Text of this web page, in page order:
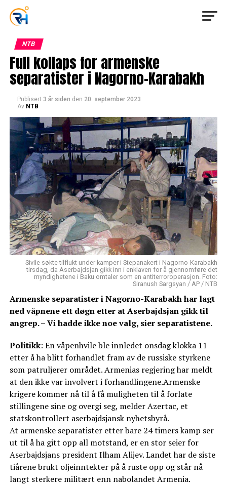
NTB
Full kollaps for armenske
separatister i Nagorno-Karabakh
Publisert 3 år siden den 20. september 2023
Av NTB
Sivile søkte tilflukt under kamper i Stepanakert i Nagorno-Karabakh
tirsdag, da Aserbajdsjan gikk inn i enklaven for å gjennomføre det
myndighetene i Baku omtaler som en antiterroroperasjon. Foto:
Siranush Sargsyan / AP / NTB
Armenske separatister i Nagorno-Karabakh har lagt
ned våpnene ett døgn etter at Aserbajdsjan gikk til
angrep. – Vi hadde ikke noe valg, sier separatistene.
Politikk: En våpenhvile ble innledet onsdag klokka 11
etter å ha blitt forhandlet fram av de russiske styrkene
som patruljerer området. Armenias regjering har meldt
at den ikke var involvert i forhandlingene.Armenske
krigere kommer nå til å få muligheten til å forlate
stillingene sine og overgi seg, melder Azertac, et
statskontrollert aserbajdsjansk nyhetsbyrå.
At armenske separatister etter bare 24 timers kamp ser
ut til å ha gitt opp all motstand, er en stor seier for
Aserbajdsjans president Ilham Alijev. Landet har de siste
tiårene brukt oljeinntekter på å ruste opp og står nå
langt sterkere militært enn nabolandet Armenia.